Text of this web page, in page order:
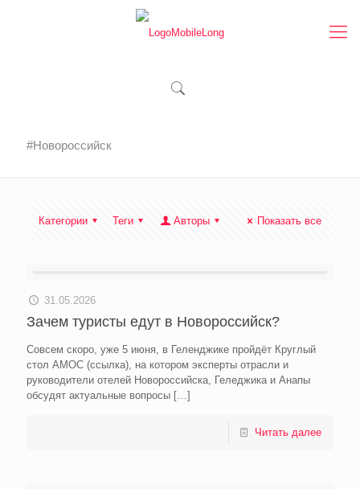
#Новороссийск
Категории Теги Авторы Показать все
31.05.2026
Зачем туристы едут в Новороссийск?
Совсем скоро, уже 5 июня, в Геленджике пройдёт Круглый
стол АМОС (ссылка), на котором эксперты отрасли и
руководители отелей Новороссийска, Геледжика и Анапы
обсудят актуальные вопросы […]
Читать далее